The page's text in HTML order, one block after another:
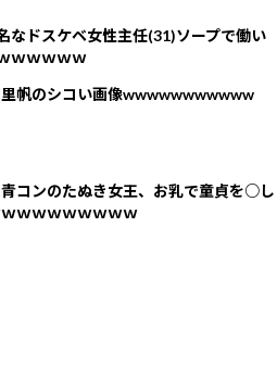
なドスケベ女性主任(31)ソープで働い
ｗｗｗｗｗ
里帆のシコい画像wwwwwwwwwww
青コンのたぬき女王、お乳で童貞を○し
ｗｗｗｗｗｗｗｗ